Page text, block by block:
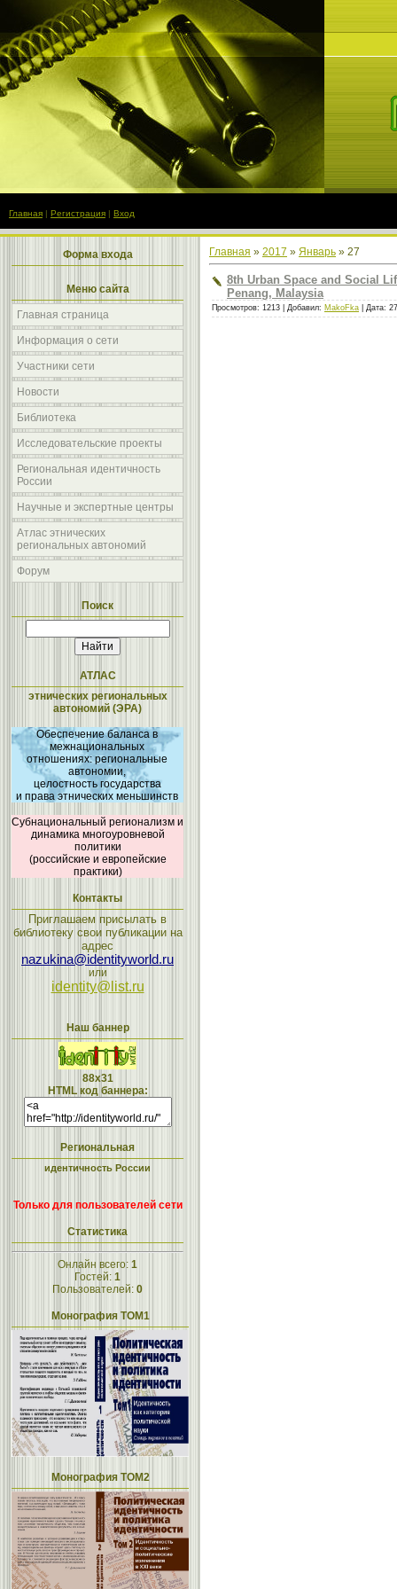
Главная | Регистрация | Вход
Форма входа
Меню сайта
Главная страница
Информация о сети
Участники сети
Новости
Библиотека
Исследовательские проекты
Региональная идентичность
России
Научные и экспертные центры
Атлас этнических
региональных автономий
Форум
Поиск
АТЛАС
этнических региональных
автономий (ЭРА)
Обеспечение баланса в
межнациональных
отношениях: региональные
автономии,
целостность государства
и права этнических меньшинств
Субнациональный регионализм и
динамика многоуровневой
политики
(российские и европейские
практики)
Контакты
Приглашаем присылать в
библиотеку свои публикации на
адрес
nazukina@identityworld.ru
или
identity@list.ru
Наш баннер
88x31
HTML код баннера:
Региональная
идентичность России
Только для пользователей сети
Статистика
Онлайн всего: 1
Гостей: 1
Пользователей: 0
Монография ТОМ1
Монография ТОМ2
Главная » 2017 » Январь » 27
8th Urban Space and Social
Penang, Malaysia
Просмотров: 1213 | Добавил: MakoFka | Дата: